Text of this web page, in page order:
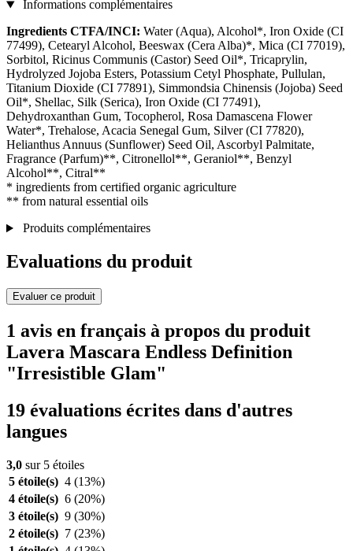
Informations complémentaires
Ingredients CTFA/INCI: Water (Aqua), Alcohol*, Iron Oxide (CI
77499), Cetearyl Alcohol, Beeswax (Cera Alba)*, Mica (CI 77019),
Sorbitol, Ricinus Communis (Castor) Seed Oil*, Tricaprylin,
Hydrolyzed Jojoba Esters, Potassium Cetyl Phosphate, Pullulan,
Titanium Dioxide (CI 77891), Simmondsia Chinensis (Jojoba) Seed
Oil*, Shellac, Silk (Serica), Iron Oxide (CI 77491),
Dehydroxanthan Gum, Tocopherol, Rosa Damascena Flower
Water*, Trehalose, Acacia Senegal Gum, Silver (CI 77820),
Helianthus Annuus (Sunflower) Seed Oil, Ascorbyl Palmitate,
Fragrance (Parfum)**, Citronellol**, Geraniol**, Benzyl
Alcohol**, Citral**
* ingredients from certified organic agriculture
** from natural essential oils
Produits complémentaires
Evaluations du produit
Evaluer ce produit
1 avis en français à propos du produit
Lavera Mascara Endless Definition
"Irresistible Glam"
19 évaluations écrites dans d'autres
langues
3,0 sur 5 étoiles
5 étoile(s) 4 (13%)
4 étoile(s) 6 (20%)
3 étoile(s) 9 (30%)
2 étoile(s) 7 (23%)